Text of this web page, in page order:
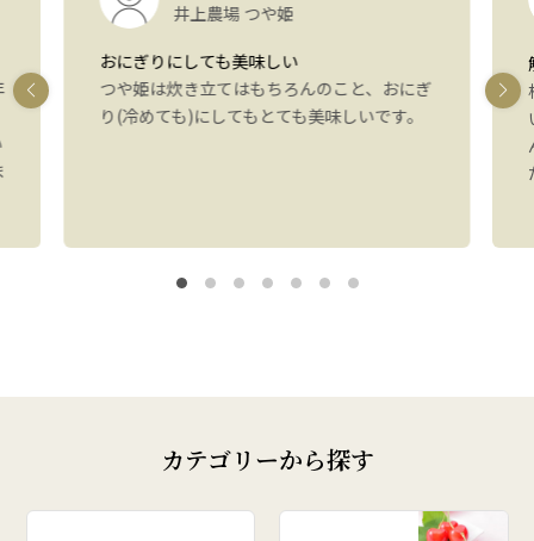
井上農場 つや姫
おにぎりにしても美味しい
つや姫は炊き立てはもちろんのこと、おにぎ
り(冷めても)にしてもとても美味しいです。
カテゴリーから探す